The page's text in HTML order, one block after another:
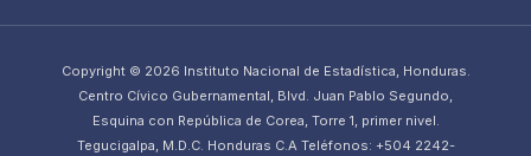
Copyright © 2026 Instituto Nacional de Estadística, Honduras.
Centro Cívico Gubernamental, Blvd. Juan Pablo Segundo,
Esquina con República de Corea, Torre 1, primer nivel.
Tegucigalpa, M.D.C. Honduras C.A Teléfonos: +504 2242-